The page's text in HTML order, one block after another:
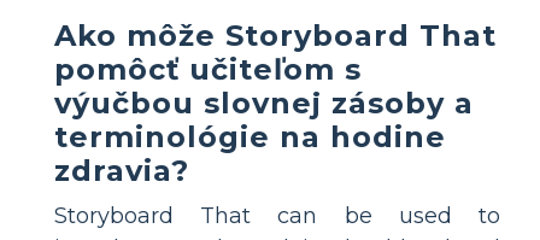
Ako môže Storyboard That
pomôcť učiteľom s
výučbou slovnej zásoby a
terminológie na hodine
zdravia?
Storyboard That can be used to